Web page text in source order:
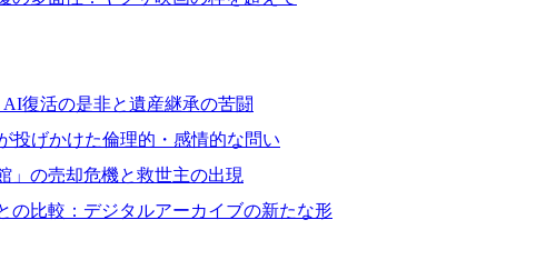
復活の是非と遺産継承の苦闘
投げかけた倫理的・感情的な問い
」の売却危機と救世主の出現
の比較：デジタルアーカイブの新たな形